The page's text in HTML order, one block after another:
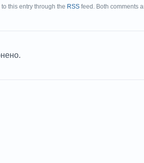
this entry through the RSS feed. Both comments